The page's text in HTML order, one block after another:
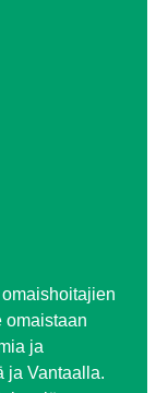
omaistaan
ja
ja Vantaalla.